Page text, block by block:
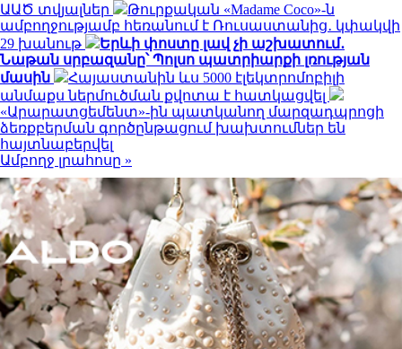
ԱԱԾ տվյալներ
Թուրքական «Madame Coco»-ն
ամբողջությամբ հեռանում է Ռուսաստանից․ կփակվի
29 խանութ
Երևի փոստը լավ չի աշխատում․
Նաթան սրբազանը՝ Պոլսո պատրիարքի լռության
մասին
Հայաստանին ևս 5000 էլեկտրոմոբիլի
անմաքս ներմուծման քվոտա է հատկացվել
«Արարատցեմենտ»-ին պատկանող մարզադպրոցի
ձեռքբերման գործընթացում խախտումներ են
հայտնաբերվել
Ամբողջ լրահոսը »